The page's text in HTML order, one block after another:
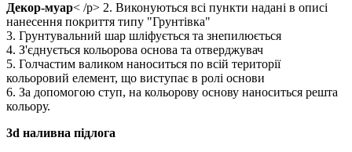
Декор-муар< /p> 2. Виконуються всі пункти надані в описі
нанесення покриття типу "Грунтівка"
3. Грунтувальний шар шліфується та знепилюється
4. З'єднується кольорова основа та отверджувач
5. Голчастим валиком наноситься по всій території
кольоровий елемент, що виступає в ролі основи
6. За допомогою ступ, на кольорову основу наноситься решта
кольору.
3d наливна підлога